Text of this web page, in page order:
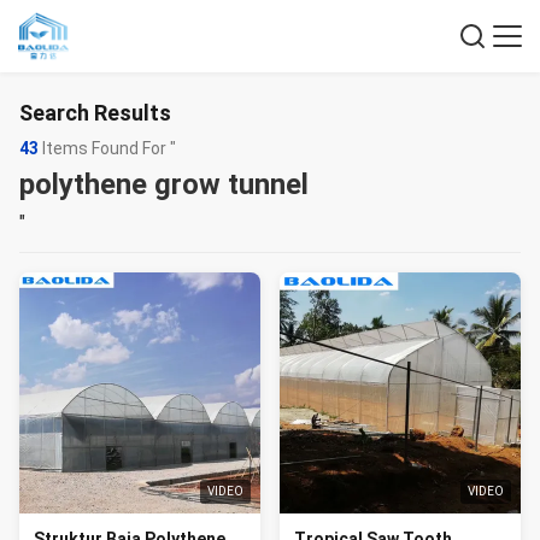
Search Results
43 Items Found For "
polythene grow tunnel
"
VIDEO VIDEO